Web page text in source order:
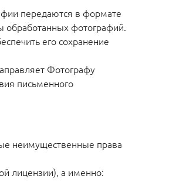
передаются в формате
обработанных фотографий.
его сохранение
Фотографу
письменного
неимущественные права
лицензии), а именно: